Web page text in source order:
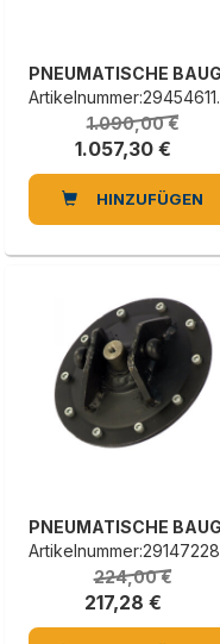
Artikelnummer:2945461101A
1.090,00 €
1.057,30 €
HINZUFÜGEN
Artikelnummer:2914722850L
224,00 €
217,28 €